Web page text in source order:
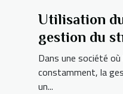
Utilisation
gestion du
quotidien
Dans une société
constamment, la
un...